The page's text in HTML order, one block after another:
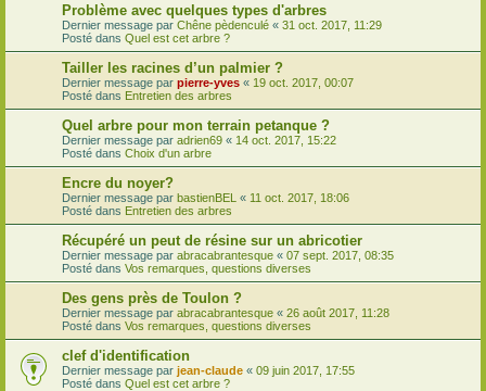
Problème avec quelques types d'arbres
Dernier message par Chêne pèdenculé « 31 oct. 2017, 11:29
Posté dans Quel est cet arbre ?
Tailler les racines d’un palmier ?
Dernier message par pierre-yves « 19 oct. 2017, 00:07
Posté dans Entretien des arbres
Quel arbre pour mon terrain petanque ?
Dernier message par adrien69 « 14 oct. 2017, 15:22
Posté dans Choix d'un arbre
Encre du noyer?
Dernier message par bastienBEL « 11 oct. 2017, 18:06
Posté dans Entretien des arbres
Récupéré un peut de résine sur un abricotier
Dernier message par abracabrantesque « 07 sept. 2017, 08:35
Posté dans Vos remarques, questions diverses
Des gens près de Toulon ?
Dernier message par abracabrantesque « 26 août 2017, 11:28
Posté dans Vos remarques, questions diverses
clef d'identification
Dernier message par jean-claude « 09 juin 2017, 17:55
Posté dans Quel est cet arbre ?